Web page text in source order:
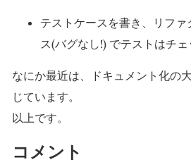
テストケースを書き、リフ
ス(バグなし!) でテストはチェ
なにか最近は、ドキュメント化の
じています。
以上です。
コメント